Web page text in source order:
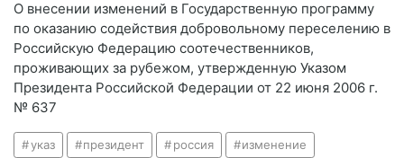
О внесении изменений в Государственную программу
по оказанию содействия добровольному переселению в
Российскую Федерацию соотечественников,
проживающих за рубежом, утвержденную Указом
Президента Российской Федерации от 22 июня 2006 г.
№ 637
указ президент россия изменение